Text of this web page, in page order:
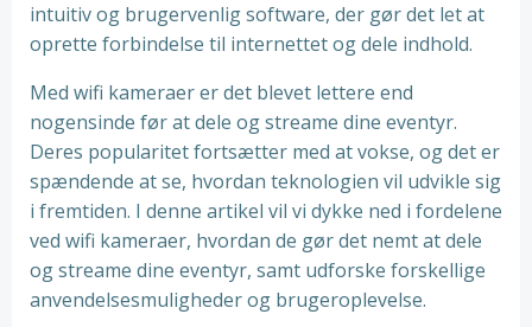
intuitiv og brugervenlig software, der gør det let at
oprette forbindelse til internettet og dele indhold.
Med wifi kameraer er det blevet lettere end
nogensinde før at dele og streame dine eventyr.
Deres popularitet fortsætter med at vokse, og det er
spændende at se, hvordan teknologien vil udvikle sig
i fremtiden. I denne artikel vil vi dykke ned i fordelene
ved wifi kameraer, hvordan de gør det nemt at dele
og streame dine eventyr, samt udforske forskellige
anvendelsesmuligheder og brugeroplevelse.